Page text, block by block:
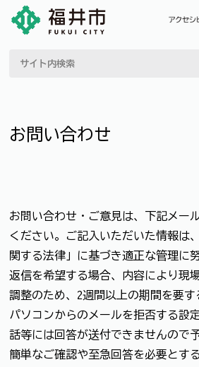
お問い合わせ
お問い合わせ・ご意見は、下記メー
ください。ご記入いただいた情報は
関する法律」に基づき適正な管理に
返信を希望する場合、内容により現
調整のため、2週間以上の期間を要す
パソコンからのメールを拒否する設
話等には回答が送付できませんので
簡単なご確認や至急回答を必要とす